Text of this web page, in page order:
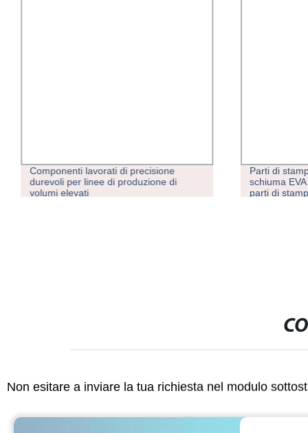
Componenti lavorati di precisione
durevoli per linee di produzione di
volumi elevati
Parti di
schiuma
parti di
Non esitare a inviare la tua richiesta nel modulo